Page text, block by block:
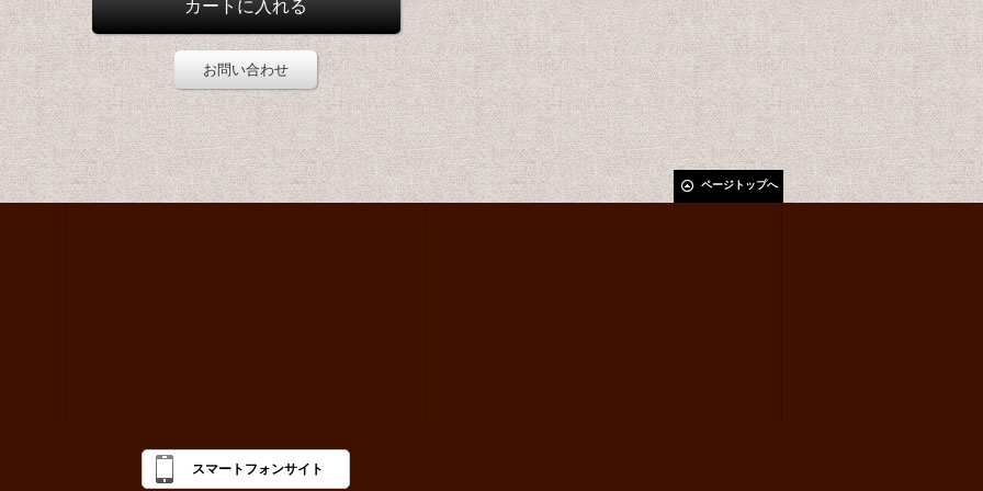
お問い合わせ
ページトップへ
スマートフォンサイト